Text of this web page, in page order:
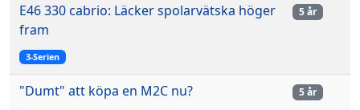
E46 330 cabrio: Läcker spolarvätska höger
fram
3-Serien
5 år
"Dumt" att köpa en M2C nu? 5 år